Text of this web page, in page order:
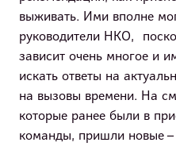
выживать. Ими вполне
руководители НКО,
зависит очень многое и
искать ответы на
на вызовы времени. На
которые ранее были в
команды, пришли новые –